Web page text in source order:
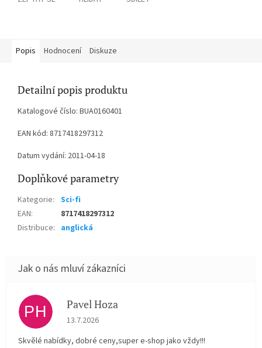
Popis Hodnocení Diskuze
Detailní popis produktu
Katalogové číslo: BUA0160401
EAN kód: 8717418297312
Datum vydání: 2011-04-18
Doplňkové parametry
Kategorie: Sci-fi
EAN:
8717418297312
Distribuce: anglická
PH Pavel Hoza
Hodnocení obchodu je 5 z 5 hvězdiček.
13.7.2026
Skvělé nabídky, dobré ceny,super e-shop jako vždy!!!